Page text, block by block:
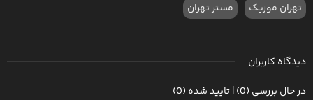
تهران موزیک مستر تهران
دیدگاه کاربران
در حال بررسی (0) | تایید شده (0)